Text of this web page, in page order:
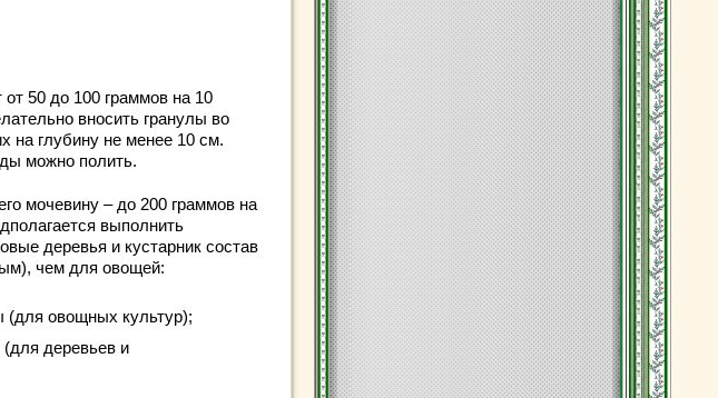
50 до 100 граммов на 10
вносить гранулы во
на глубину не менее 10 см.
можно полить.
мочевину – до 200 граммов на
выполнить
деревья и кустарник состав
чем для овощей:
(для овощных культур);
деревьев и